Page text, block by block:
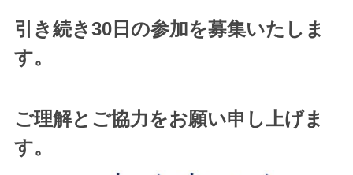
引き続き30日の参加を募集いたしま
す。
ご理解とご協力をお願い申し上げま
す。